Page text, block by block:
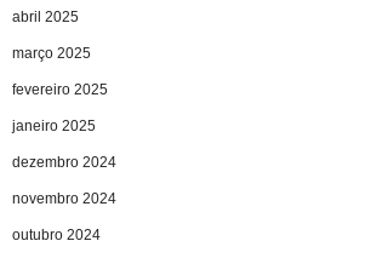
abril 2025
março 2025
fevereiro 2025
janeiro 2025
dezembro 2024
novembro 2024
outubro 2024